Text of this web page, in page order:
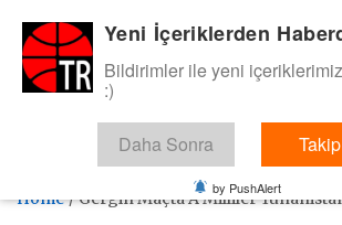
content
BasketTR
Sol dip çizgiden bir basket de bizden gelsin
Home Gergin Maçta A Milliler
Yeni İçeriklerden
Bildirimler ile yeni
:)
Daha Sonra
by PushAlert